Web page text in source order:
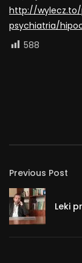
http://
psychiatria/
588
Previous Post
Leki